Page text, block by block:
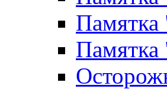
Памятка